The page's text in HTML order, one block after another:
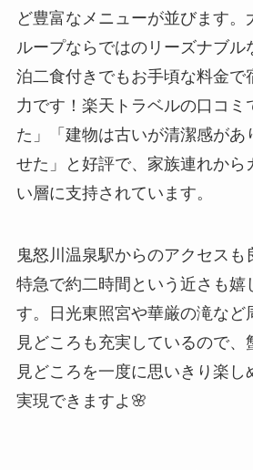
ど豊富なメニューが並びます。
ループならではのリーズナブル
泊二食付きでもお手頃な料金で
力です！楽天トラベルの口コミ
た」「建物は古いが清潔感があ
せた」と好評で、家族連れから
い層に支持されています。
鬼怒川温泉駅からのアクセスも
特急で約二時間という近さも嬉
す。日光東照宮や華厳の滝など
見どころも充実しているので、
見どころを一度に思いきり楽し
実現できますよ🌸